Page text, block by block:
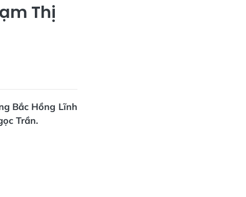
Thị
Bắc Hồng Lĩnh
Trần.